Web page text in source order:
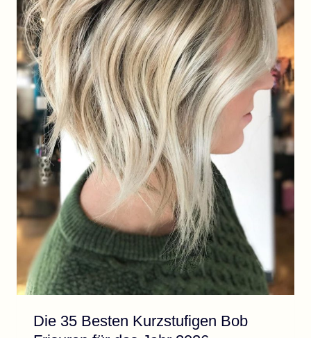
Die 35 Besten Kurzstufigen Bob